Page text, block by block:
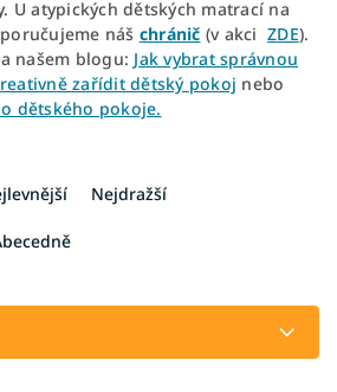
U atypických dětských matrací na
náš chránič (v akci ZDE).
našem blogu: Jak vybrat správnou
zařídit dětský pokoj nebo
dětského pokoje.
Nejdražší